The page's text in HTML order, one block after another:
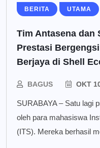
BERITA UTAMA
Tim Antasena dan
Prestasi
Berjaya di Shell
BAGUS OKT
SURABAYA – Satu lagi
oleh para mahasiswa
(ITS). Mereka berhasil